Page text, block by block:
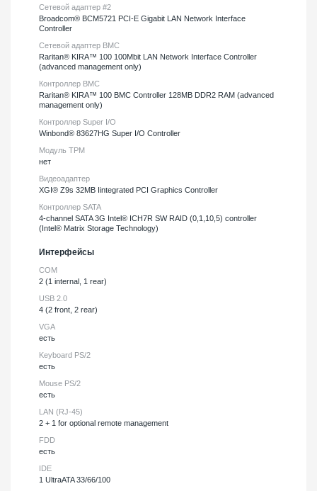
Сетевой адаптер #2
Broadcom® BCM5721 PCI-E Gigabit LAN Network Interface
Controller
Сетевой адаптер BMC
Raritan® KIRA™ 100 100Mbit LAN Network Interface Controller
(advanced management only)
Контроллер BMC
Raritan® KIRA™ 100 BMC Controller 128MB DDR2 RAM (advanced
management only)
Контроллер Super I/O
Winbond® 83627HG Super I/O Controller
Модуль TPM
нет
Видеоадаптер
XGI® Z9s 32MB Iintegrated PCI Graphics Controller
Контроллер SATA
4-channel SATA 3G Intel® ICH7R SW RAID (0,1,10,5) controller
(Intel® Matrix Storage Technology)
Интерфейсы
COM
2 (1 internal, 1 rear)
USB 2.0
4 (2 front, 2 rear)
VGA
есть
Keyboard PS/2
есть
Mouse PS/2
есть
LAN (RJ-45)
2 + 1 for optional remote management
FDD
есть
IDE
1 UltraATA 33/66/100